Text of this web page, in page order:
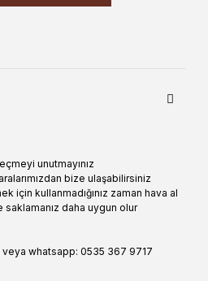
unutmayınız
bize ulaşabilirsiniz
için kullanmadığınız zaman hava al
daha uygun olur
whatsapp: 0535 367 9717